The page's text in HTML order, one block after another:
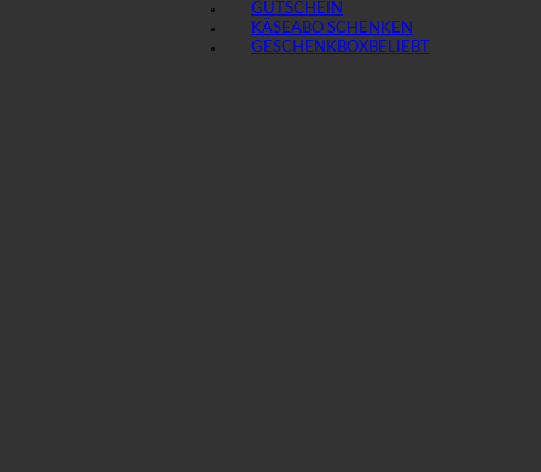
GUTSCHEIN
KÄSEABO SCHENKEN
GESCHENKBOX